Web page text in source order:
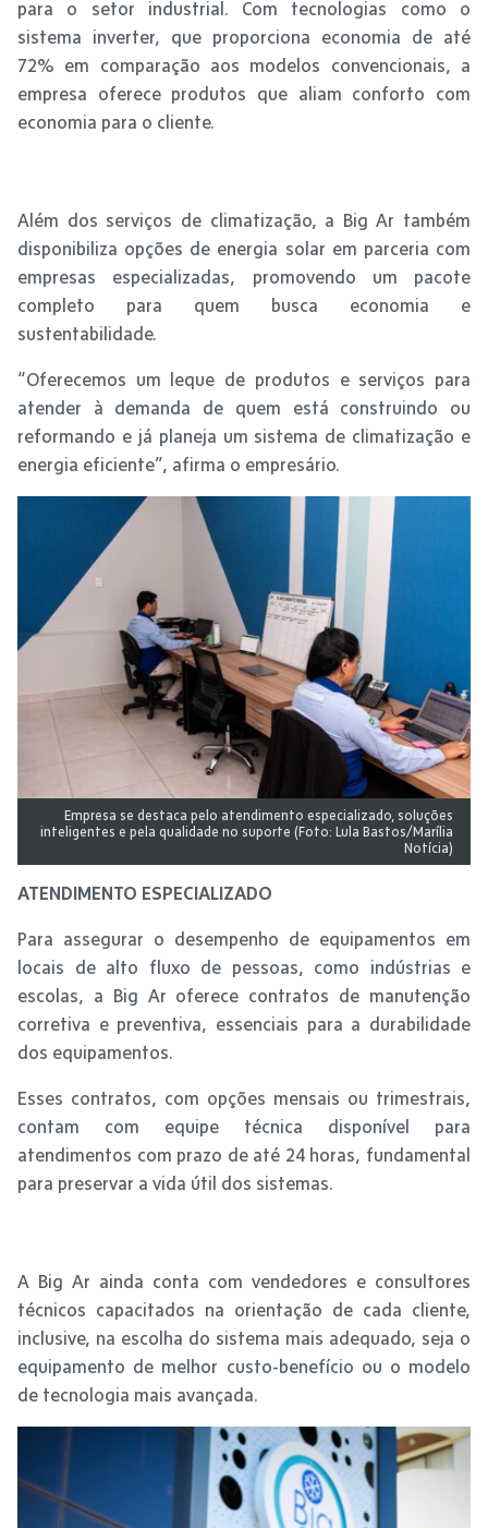
para o setor industrial. Com tecnologias como o
sistema inverter, que proporciona economia de até
72% em comparação aos modelos convencionais, a
empresa oferece produtos que aliam conforto com
economia para o cliente.
Além dos serviços de climatização, a Big Ar também
disponibiliza opções de energia solar em parceria com
empresas especializadas, promovendo um pacote
completo para quem busca economia e
sustentabilidade.
“Oferecemos um leque de produtos e serviços para
atender à demanda de quem está construindo ou
reformando e já planeja um sistema de climatização e
energia eficiente”, afirma o empresário.
Empresa se destaca pelo atendimento especializado, soluções
inteligentes e pela qualidade no suporte (Foto: Lula Bastos/Marília
Notícia)
ATENDIMENTO ESPECIALIZADO
Para assegurar o desempenho de equipamentos em
locais de alto fluxo de pessoas, como indústrias e
escolas, a Big Ar oferece contratos de manutenção
corretiva e preventiva, essenciais para a durabilidade
dos equipamentos.
Esses contratos, com opções mensais ou trimestrais,
contam com equipe técnica disponível para
atendimentos com prazo de até 24 horas, fundamental
para preservar a vida útil dos sistemas.
A Big Ar ainda conta com vendedores e consultores
técnicos capacitados na orientação de cada cliente,
inclusive, na escolha do sistema mais adequado, seja o
equipamento de melhor custo-benefício ou o modelo
de tecnologia mais avançada.